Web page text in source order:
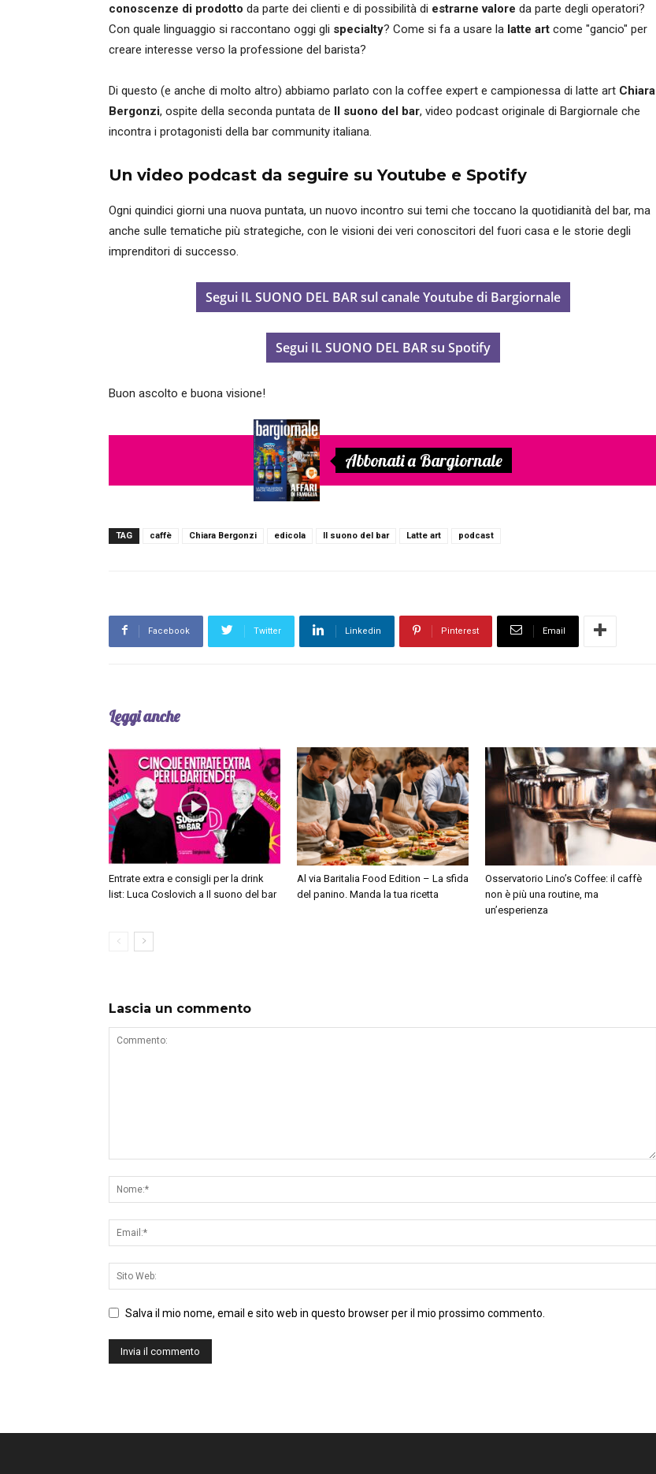
conoscenze di prodotto da parte dei clienti e di possibilità di estrarne valore da parte degli operatori?
Con quale linguaggio si raccontano oggi gli specialty? Come si fa a usare la latte art come "gancio" per
creare interesse verso la professione del barista?
Di questo (e anche di molto altro) abbiamo parlato con la coffee expert e campionessa di latte art Chiara
Bergonzi, ospite della seconda puntata de Il suono del bar, video podcast originale di Bargiornale che
incontra i protagonisti della bar community italiana.
Un video podcast da seguire su Youtube e Spotify
Ogni quindici giorni una nuova puntata, un nuovo incontro sui temi che toccano la quotidianità del bar, ma
anche sulle tematiche più strategiche, con le visioni dei veri conoscitori del fuori casa e le storie degli
imprenditori di successo.
Segui IL SUONO DEL BAR sul canale Youtube di Bargiornale
Segui IL SUONO DEL BAR su Spotify
Buon ascolto e buona visione!
Abbonati a Bargiornale
TAG caffè Chiara Bergonzi edicola Il suono del bar Latte art podcast
Facebook Twitter Linkedin Pinterest Email
Leggi anche
Entrate extra e consigli per la drink
list: Luca Coslovich a Il suono del bar
Al via Baritalia Food Edition – La sfida
del panino. Manda la tua ricetta
Osservatorio Lino’s Coffee: il caffè
non è più una routine, ma
un’esperienza
Lascia un commento
Salva il mio nome, email e sito web in questo browser per il mio prossimo commento.